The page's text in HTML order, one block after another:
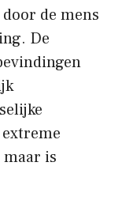
de mens
De
is